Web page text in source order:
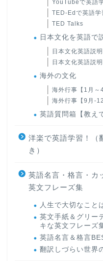
YouTubeで英語
TED-Edで英語学
TED Talks
日本文化を英語で
日本文化英語説
日本文化英語説
海外の文化
海外行事【1月～4
海外行事【9月-12
英語質問箱【教え
洋楽で英語学習！（
き）
英語名言・格言・カ
英文フレーズ集
人生で大切なこと
英文手紙＆グリー
キな英文フレーズ
英語名言＆格言
翻訳しづらい世界